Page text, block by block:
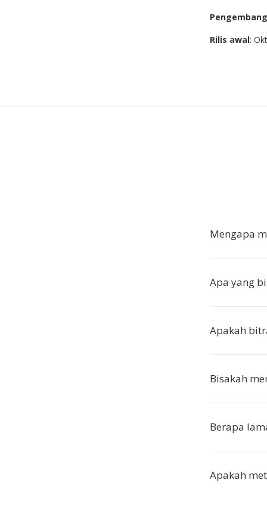
Pengembang
Rilis awal:
Mengapa
Apa yang
Apakah
Bisakah
Berapa
Apakah